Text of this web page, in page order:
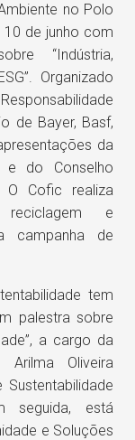
no Polo
de junho com
“Indústria,
Organizado
de Bayer, Basf,
da
e do Conselho
Cofic realiza
e
campanha de
tem
palestra sobre
a cargo da
Arilma Oliveira
seguida, está
e Soluções